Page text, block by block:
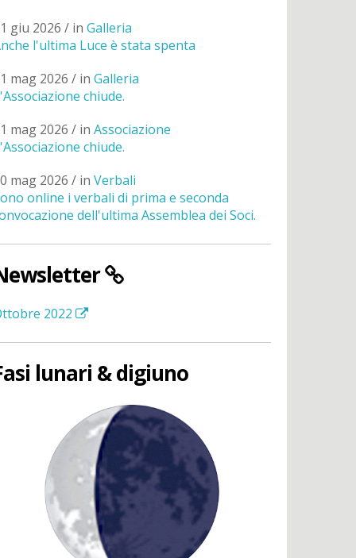
giu 2026 / in Galleria
l'ultima Luce è stata spenta
mag 2026 / in Galleria
chiude.
mag 2026 / in Associazione
chiude.
mag 2026 / in Verbali
online i verbali di prima e seconda
dell'ultima Assemblea dei Soci.
2022
lunari & digiuno